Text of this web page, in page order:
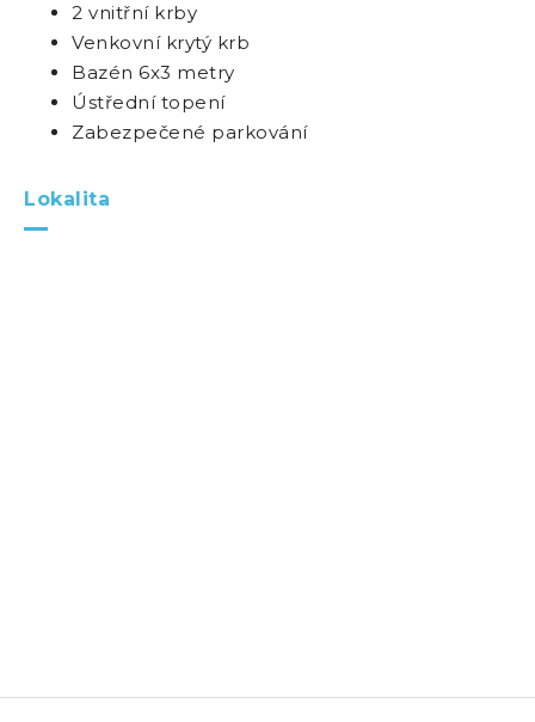
2 vnitřní krby
Venkovní krytý krb
Bazén 6x3 metry
Ústřední topení
Zabezpečené parkování
Lokalita